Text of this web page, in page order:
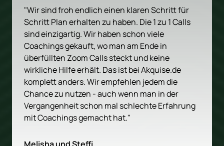
"Wir sind froh endlich einen klaren Schritt für
Schritt Plan erhalten zu haben. Die 1 zu 1 Calls
sind einzigartig. Wir haben schon viele
Coachings gekauft, wo man am Ende in
überfüllten Zoom Calls steckt und keine
wirkliche Hilfe erhält. Das ist bei Akquise.de
komplett anders. Wir empfehlen jedem die
Chance zu nutzen - auch wenn man in der
Vergangenheit schon mal schlechte Erfahrung
mit Coachings gemacht hat."